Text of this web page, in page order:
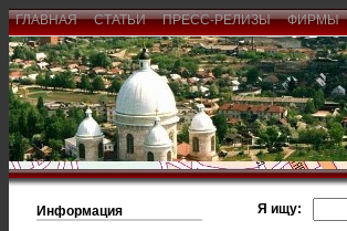
ГЛАВНАЯ СТАТЬИ ПРЕСС-РЕЛИЗЫ ФИРМЫ
Информация
Я ищу: